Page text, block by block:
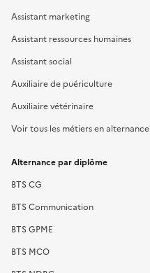
Assistant marketing
Assistant ressources humaines
Assistant social
Auxiliaire de puériculture
Auxiliaire vétérinaire
Voir tous les métiers en alternance
Alternance par diplôme
BTS CG
BTS Communication
BTS GPME
BTS MCO